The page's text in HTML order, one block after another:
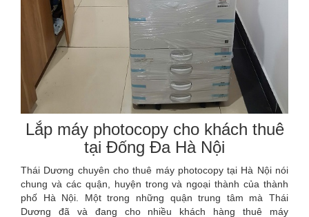
Lắp máy photocopy cho khách thuê
tại Đống Đa Hà Nội
Thái Dương chuyên cho thuê máy photocopy tại Hà Nội nói
chung và các quận, huyện trong và ngoại thành của thành
phố Hà Nội. Một trong những quận trung tâm mà Thái
Dương đã và đang cho nhiều khách hàng thuê máy